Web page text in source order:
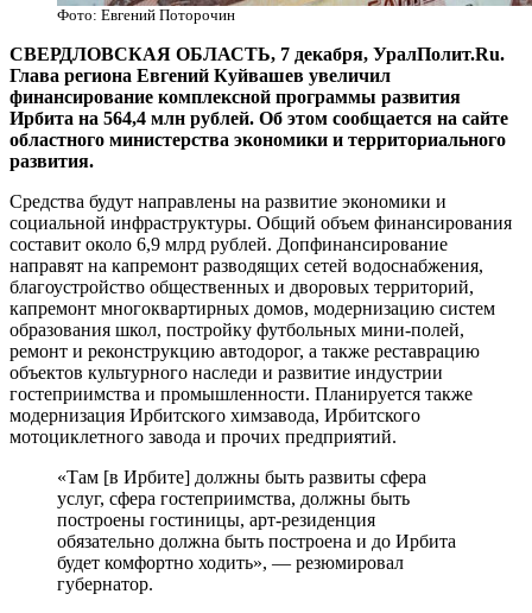
Фото: Евгений Поторочин
СВЕРДЛОВСКАЯ ОБЛАСТЬ, 7 декабря, УралПолит.Ru.
Глава региона Евгений Куйвашев увеличил
финансирование комплексной программы развития
Ирбита на 564,4 млн рублей. Об этом сообщается на сайте
областного министерства экономики и территориального
развития.
Средства будут направлены на развитие экономики и
социальной инфраструктуры. Общий объем финансирования
составит около 6,9 млрд рублей. Допфинансирование
направят на капремонт разводящих сетей водоснабжения,
благоустройство общественных и дворовых территорий,
капремонт многоквартирных домов, модернизацию систем
образования школ, постройку футбольных мини-полей,
ремонт и реконструкцию автодорог, а также реставрацию
объектов культурного наследи и развитие индустрии
гостеприимства и промышленности. Планируется также
модернизация Ирбитского химзавода, Ирбитского
мотоциклетного завода и прочих предприятий.
«Там [в Ирбите] должны быть развиты сфера
услуг, сфера гостеприимства, должны быть
построены гостиницы, арт-резиденция
обязательно должна быть построена и до Ирбита
будет комфортно ходить», — резюмировал
губернатор.